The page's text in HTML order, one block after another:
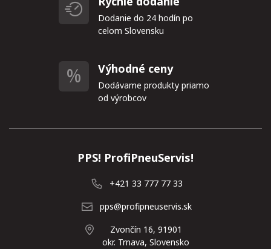
Dodanie do 24 hodín po
celom Slovensku
Výhodné ceny
Dodávame produkty priamo
od výrobcov
PPS! ProfiPneuServis!
+421 33 777 77 33
pps@profipneuservis.sk
Zvončín 16, 91901
okr. Trnava, Slovensko